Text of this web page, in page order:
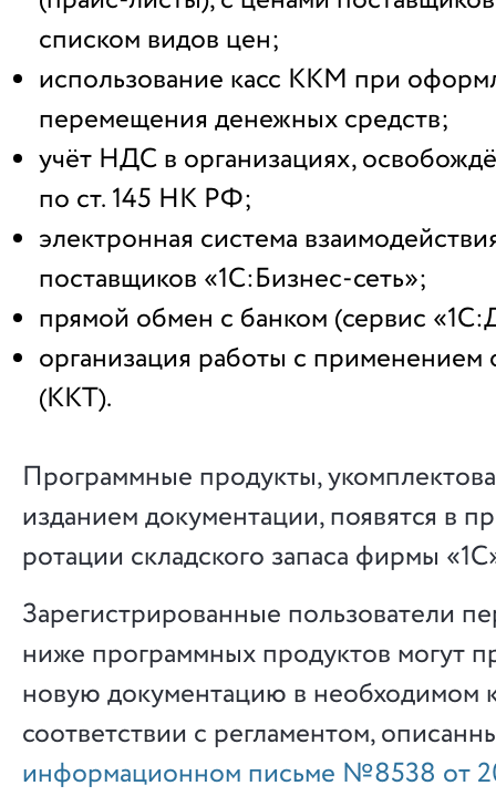
списком видов цен;
использование касс ККМ при
перемещения денежных средств;
учёт НДС в организациях,
по ст. 145 НК РФ;
электронная система
поставщиков «1С:Бизнес-сеть»;
прямой обмен с банком (сервис
организация работы с применением
(ККТ).
Программные продукты,
изданием документации, появятся в
ротации складского запаса фирмы
Зарегистрированные пользователи
ниже программных продуктов могут
новую документацию в необходимом
соответствии с регламентом,
информационном письме №8538 от